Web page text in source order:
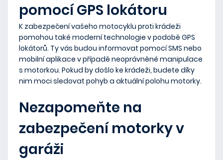
pomocí GPS lokátoru
K zabezpečení vašeho motocyklu proti krádeži
pomohou také moderní technologie v podobě GPS
lokátorů. Ty vás budouinformovat pomocí SMS nebo
mobilní aplikace v případěneoprávněné manipulace
s motorkou. Pokud by došlo ke krádeži, budete díky
nim mocisledovat pohyb a aktuální polohu motorky.
Nezapomeňte na
zabezpečení motorky v
garáži